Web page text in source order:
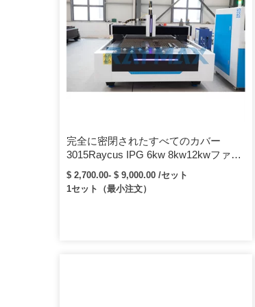
完全に密閉されたすべてのカバー
3015Raycus IPG 6kw 8kw12kwファイ
バーメタルチューブレーザー切断機
4kwカッターレーザー
$ 2,700.00- $ 9,000.00 /セット
1セット（最小注文）